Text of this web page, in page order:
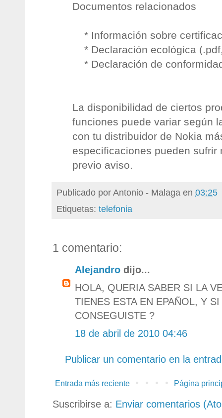
Documentos relacionados
* Información sobre
* Declaración ecológica
* Declaración de
La disponibilidad de ciertos
funciones puede variar según
con tu distribuidor de Nokia
especificaciones pueden sufrir
previo aviso.
Publicado porAntonio - Malaga en 03:25
Etiquetas: telefonia
1 comentario:
Alejandro dijo...
HOLA, QUERIA SABER SI LA
TIENES ESTA EN EPAÑOL, Y
CONSEGUISTE ?
18 de abril de 2010 04:46
Publicar un comentario en la
Entrada más reciente Página
Suscribirse a: Enviar comentarios